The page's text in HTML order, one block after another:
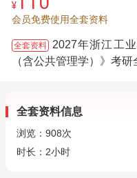
¥
会员免费使用全套资料
全套资料
2027年浙江工
（含公共管理学）》考研
全套资料信息
浏览： 908次
时长：2小时